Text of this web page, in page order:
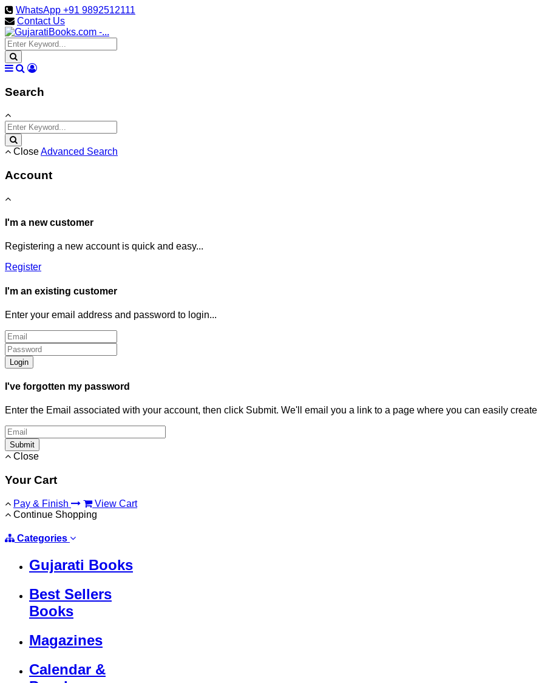
WhatsApp +91 9892512111
Contact Us
Search
CloseAdvanced Search
Account
I'm a new customer
Registering a new account is quick and easy...
Register
I'm an existing customer
Enter your email address and password to login...
Login
I've forgotten my password
Enter the Email associated with your account, then click Submit. We'll email you a link to a page where you can easily
Submit
Close
Your Cart
Pay & Finish
View Cart
Continue Shopping
Categories
Gujarati Books
Best Sellers
Books
Magazines
Calendar &